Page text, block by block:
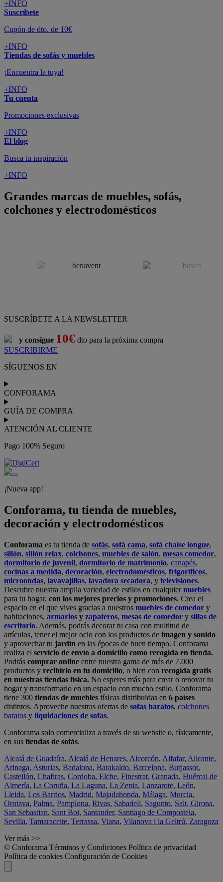
+INFO
Suscríbete
Cupón de dto. de 10€
+INFO
Tiendas de sofás y muebles
¡Encuentra la tuya!
+INFO
Tu cuenta
Promociones exclusivas
+INFO
El blog
Busca tu inspiración
+INFO
Grandes marcas de muebles, sofás,
colchones y electrodomésticos
SUSCRÍBETE A LA NEWSLETTER
y consigue 10€ dto para la próxima compra
SUSCRIBIRME
SÍGUENOS EN
CONFORAMA
GUÍA DE COMPRA
ATENCIÓN AL CLIENTE
Pago 100% Seguro
¡Nueva app!
Conforama, tu tienda de muebles,
decoración y electrodomésticos
Conforama es tu tienda de sofás, sofá cama, sofá chaise longue,
sillón, sillón relax, colchones, muebles de salón, mesas comedor,
dormitorio de juvenil, dormitorio de matrimonio, canapés,
cocinas a medida, decoración, electrodomésticos, frigoríficos,
microondas, lavavajillas, lavadora secadora, y televisiones.
Descubre nuestra amplia variedad de estilos en cualquiermuebles
para tu hogar, con los mejores precios y promociones. Crea el
espacio en el que vives gracias a nuestros muebles de comedor y
habitaciones, armarios y zapateros, mesas de comedor y sillas de
escritorio. Además, podrás decorar tu casa con multitud de
artículos, tener el mejor ocio con los productos de imagen y sonido
y aprovechar tu jardín en las épocas de buen tiempo. Conforama
realiza el servicio de envío a domicilio como recogida en tienda.
Podrás comprar online entre nuestra gama de más de 7.000
productos y recibirlo en tu domicilio, o bien con recogida gratis
en nuestras tiendas física. No esperes más para crear o renovar tu
hogar y transformarlo en un espacio con mucho estilo. Conforama
tiene 300 tiendas de muebles físicas distribuidas en 6 países
distintos. Aproveche nuestras ofertas de sofas baratos, colchones
baratos y liquidaciones de sofas.
Conforama solo comercializa a través de su website o, físicamente,
en sus tiendas de sofás.
Alcalá de Guadaíra, Alcalá de Henares, Alcorcón, Alfafar, Alicante,
Arinaga, Asturias, Badalona, Barakaldo, Barcelona, Burjassot,
Castellón, Chafiras, Cordoba, Elche, Finestrat, Granada, Huércal de
Almería, La Coruña, La Laguna, La Zenia, Lanzarote, León,
Lleida, Los Barrios, Madrid, Majadahonda, Málaga, Murcia,
Orotava, Palma, Pamplona, Rivas, Sabadell, Sagunto, Salt, Girona,
San Sebastian, Sant Boi, Santander, Santiago de Compostela,
Sevilla, Tamaraceite, Terrassa, Viana, Vilanova i la Geltrú, Zaragoza
Ver más >>
© Conforama Términos y Condiciones Política de privacidad
Política de cookies Configuración de Cookies